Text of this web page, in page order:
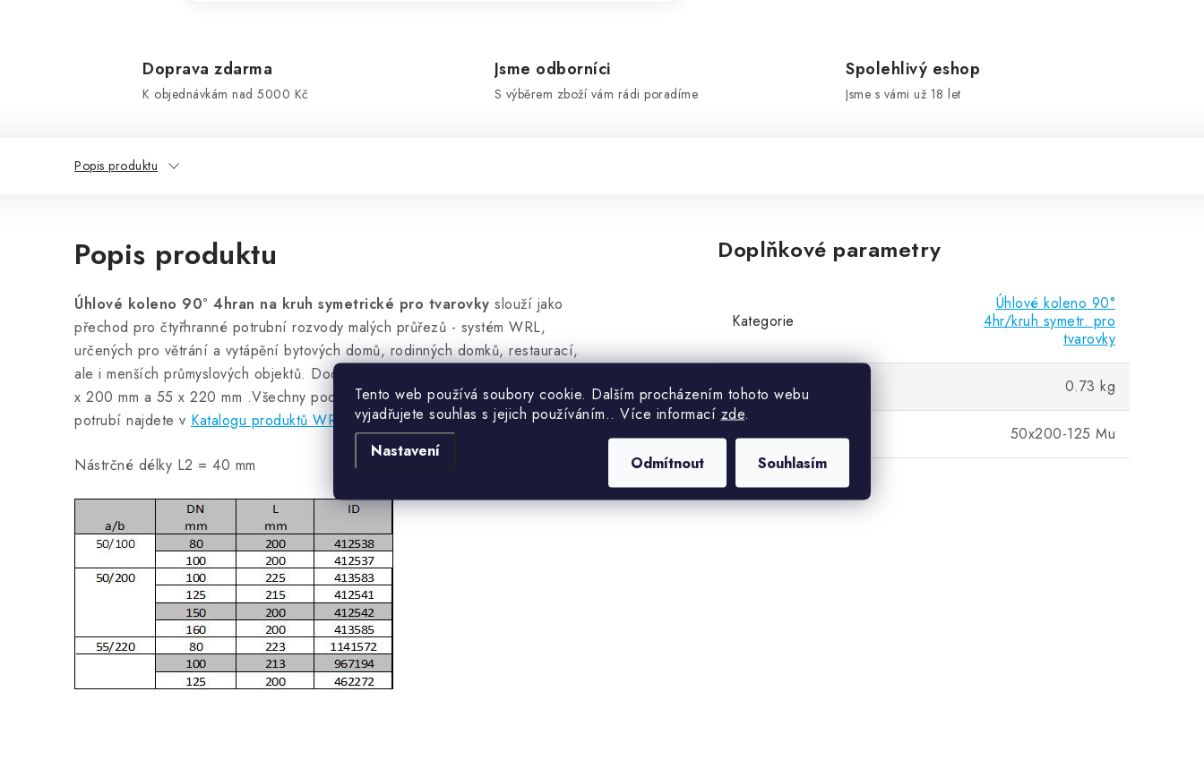
Tento web používá soubory cookie. Dalším procházením tohoto webu
vyjadřujete souhlas s jejich používáním.. Více informací zde.
Nastavení
Odmítnout Souhlasím
Doprava zdarma
K objednávkám nad 5000 Kč
Jsme odborníci
S výběrem zboží vám rádi poradíme
Spolehlivý eshop
Jsme s vámi už 18 let
Popis produktu
Popis produktu
Úhlové koleno 90° 4hran na kruh symetrické pro tvarovky slouží jako
přechod pro čtyřhranné potrubní rozvody malých průřezů - systém WRL,
určených pro větrání a vytápění bytových domů, rodinných domků, restaurací,
ale i menších průmyslových objektů. Dodáváme v rozměrech: 50 x 100 mm, 50
x 200 mm a 55 x 220 mm .Všechny podrobné technické informace o WRL
potrubí najdete v Katalogu produktů WRL.
Nástrčné délky L2 = 40 mm
Doplňkové parametry
Kategorie
Úhlové koleno 90°
4hr/kruh symetr. pro
tvarovky
Hmotnost 0.73 kg
Vyberte variantu 50x200-125 Mu